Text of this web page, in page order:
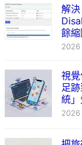
解
餘縮
2026
視
足
統
2026